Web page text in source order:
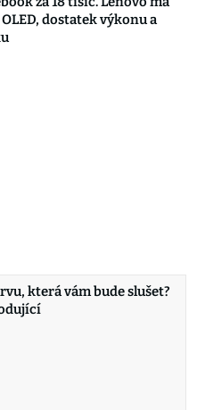
dostatek výkonu a
která vám bude slušet?